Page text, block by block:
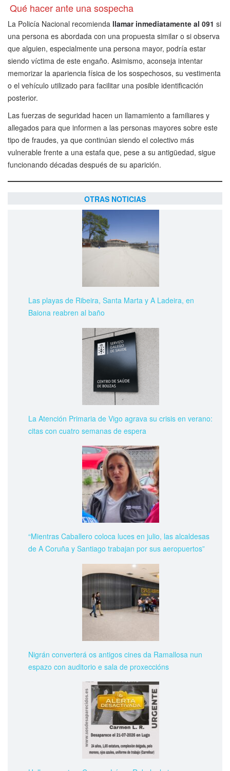
Qué hacer ante una sospecha
La Policía Nacional recomienda llamar inmediatamente al 091 si
una persona es abordada con una propuesta similar o si observa
que alguien, especialmente una persona mayor, podría estar
siendo víctima de este engaño. Asimismo, aconseja intentar
memorizar la apariencia física de los sospechosos, su vestimenta
o el vehículo utilizado para facilitar una posible identificación
posterior.
Las fuerzas de seguridad hacen un llamamiento a familiares y
allegados para que informen a las personas mayores sobre este
tipo de fraudes, ya que continúan siendo el colectivo más
vulnerable frente a una estafa que, pese a su antigüedad, sigue
funcionando décadas después de su aparición.
OTRAS NOTICIAS
Las playas de Ribeira, Santa Marta y A Ladeira, en
Baiona reabren al baño
La Atención Primaria de Vigo agrava su crisis en verano:
citas con cuatro semanas de espera
“Mientras Caballero coloca luces en julio, las alcaldesas
de A Coruña y Santiago trabajan por sus aeropuertos”
Nigrán converterá os antigos cines da Ramallosa nun
espazo con auditorio e sala de proxeccións